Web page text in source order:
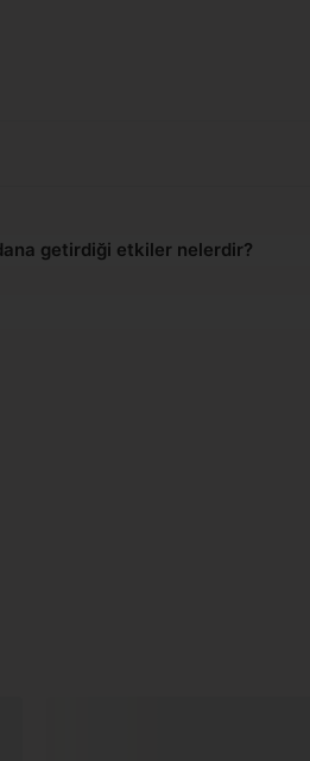
getirdiği etkiler nelerdir?